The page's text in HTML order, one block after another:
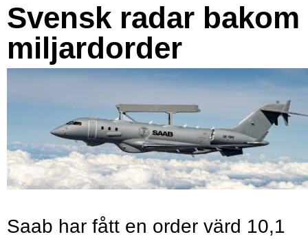
Svensk radar bakom
miljardorder
Saab har fått en order värd 10,1